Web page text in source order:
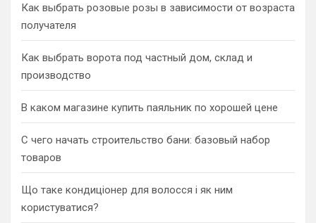
Как выбрать розовые розы в зависимости от возраста
получателя
Как выбрать ворота под частный дом, склад и
производство
В каком магазине купить паяльник по хорошей цене
С чего начать строительство бани: базовый набор
товаров
Що таке кондиціонер для волосся і як ним
користуватися?